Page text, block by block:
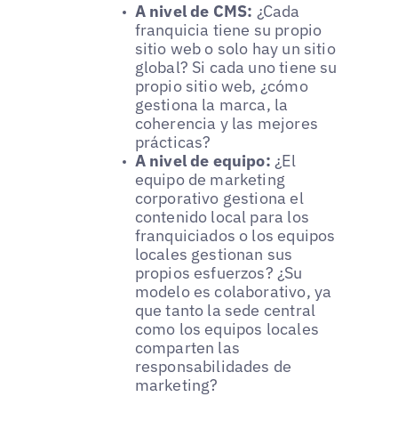
A nivel de CMS: ¿Cada
franquicia tiene su propio
sitio web o solo hay un sitio
global? Si cada uno tiene su
propio sitio web, ¿cómo
gestiona la marca, la
coherencia y las mejores
prácticas?
A nivel de equipo: ¿El
equipo de marketing
corporativo gestiona el
contenido local para los
franquiciados o los equipos
locales gestionan sus
propios esfuerzos? ¿Su
modelo es colaborativo, ya
que tanto la sede central
como los equipos locales
comparten las
responsabilidades de
marketing?